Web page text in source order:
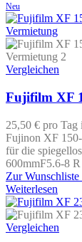
Neu
Vergleichen
Fujifilm XF
25,50 € pro Tag
Fujinon XF
für die
600mmF5.6-8
Zur
Weiterlesen
Vergleichen